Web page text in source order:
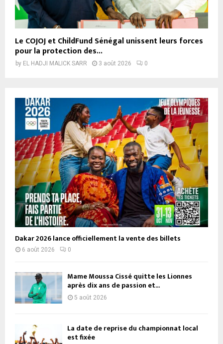
Le COJOJ et ChildFund Sénégal unissent leurs forces
pour la protection des...
by EL HADJI MALICK SARR 3 août 2026 0
Dakar 2026 lance officiellement la vente des billets
6 août 2026 0
Mame Moussa Cissé quitte les Lionnes
après dix ans de passion et...
5 août 2026
La date de reprise du championnat local
est fixée